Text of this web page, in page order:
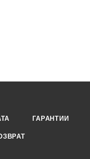
ГАРАНТИИ